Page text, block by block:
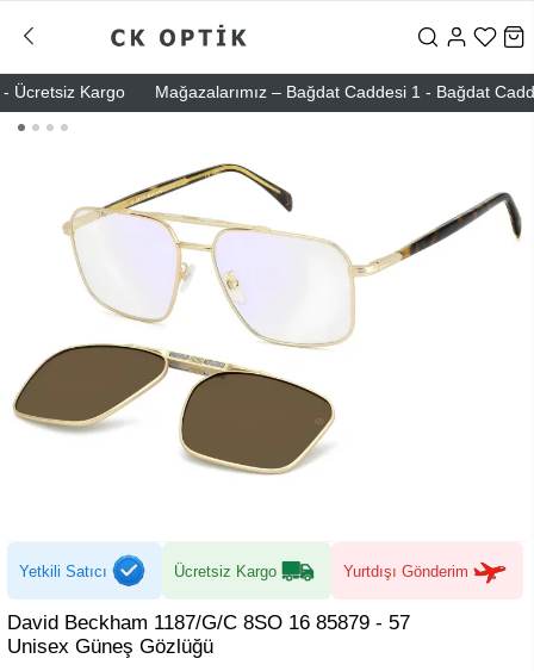
Kargo Mağazalarımız – Bağdat Caddesi 1 - Bağdat
Yetkili Satıcı Ücretsiz Kargo Yurtdışı Gönderim
David Beckham 1187/G/C 8SO 16 85879 - 57
Unisex Güneş Gözlüğü